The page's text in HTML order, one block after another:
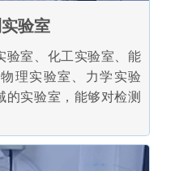
验室
验室、化工实验室、能
理实验室、力学实验
的实验室，能够对检测